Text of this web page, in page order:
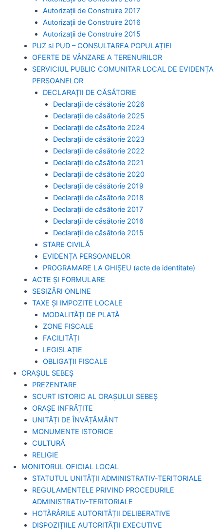
Autorizaţii de Construire 2017
Autorizaţii de Construire 2016
Autorizaţii de Construire 2015
PUZ si PUD – CONSULTAREA POPULAȚIEI
OFERTE DE VÂNZARE A TERENURILOR
SERVICIUL PUBLIC COMUNITAR LOCAL DE EVIDENȚA
PERSOANELOR
DECLARAȚII DE CĂSĂTORIE
Declarații de căsătorie 2026
Declarații de căsătorie 2025
Declarații de căsătorie 2024
Declarații de căsătorie 2023
Declarații de căsătorie 2022
Declarații de căsătorie 2021
Declarații de căsătorie 2020
Declarații de căsătorie 2019
Declarații de căsătorie 2018
Declarații de căsătorie 2017
Declarații de căsătorie 2016
Declarații de căsătorie 2015
STARE CIVILĂ
EVIDENȚA PERSOANELOR
PROGRAMARE LA GHIȘEU (acte de identitate)
ACTE ȘI FORMULARE
SESIZĂRI ONLINE
TAXE ȘI IMPOZITE LOCALE
MODALITĂȚI DE PLATĂ
ZONE FISCALE
FACILITĂȚI
LEGISLAȚIE
OBLIGAȚII FISCALE
ORAȘUL SEBEȘ
PREZENTARE
SCURT ISTORIC AL ORAȘULUI SEBEȘ
ORAȘE INFRĂȚITE
UNITĂȚI DE ÎNVĂȚĂMÂNT
MONUMENTE ISTORICE
CULTURĂ
RELIGIE
MONITORUL OFICIAL LOCAL
STATUTUL UNITĂȚII ADMINISTRATIV-TERITORIALE
REGULAMENTELE PRIVIND PROCEDURILE
ADMINISTRATIV-TERITORIALE
HOTĂRÂRILE AUTORITĂȚII DELIBERATIVE
DISPOZIȚIILE AUTORITĂȚII EXECUTIVE